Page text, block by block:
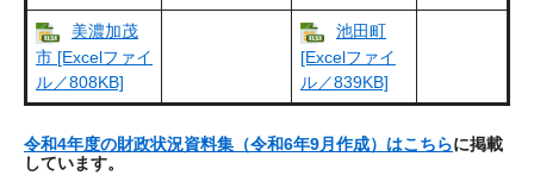
美濃加茂
市 [Excelファイ
ル／808KB]
池田町
[Excelファイ
ル／839KB]
令和4年度の財政状況資料集（令和6年9月作成）はこちらに掲載
しています。